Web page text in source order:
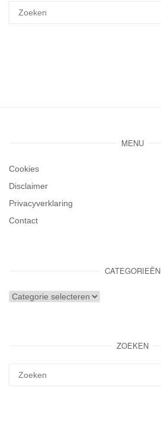
MENU
Cookies
Disclaimer
Privacyverklaring
Contact
CATEGORIEËN
Categorieën
ZOEKEN